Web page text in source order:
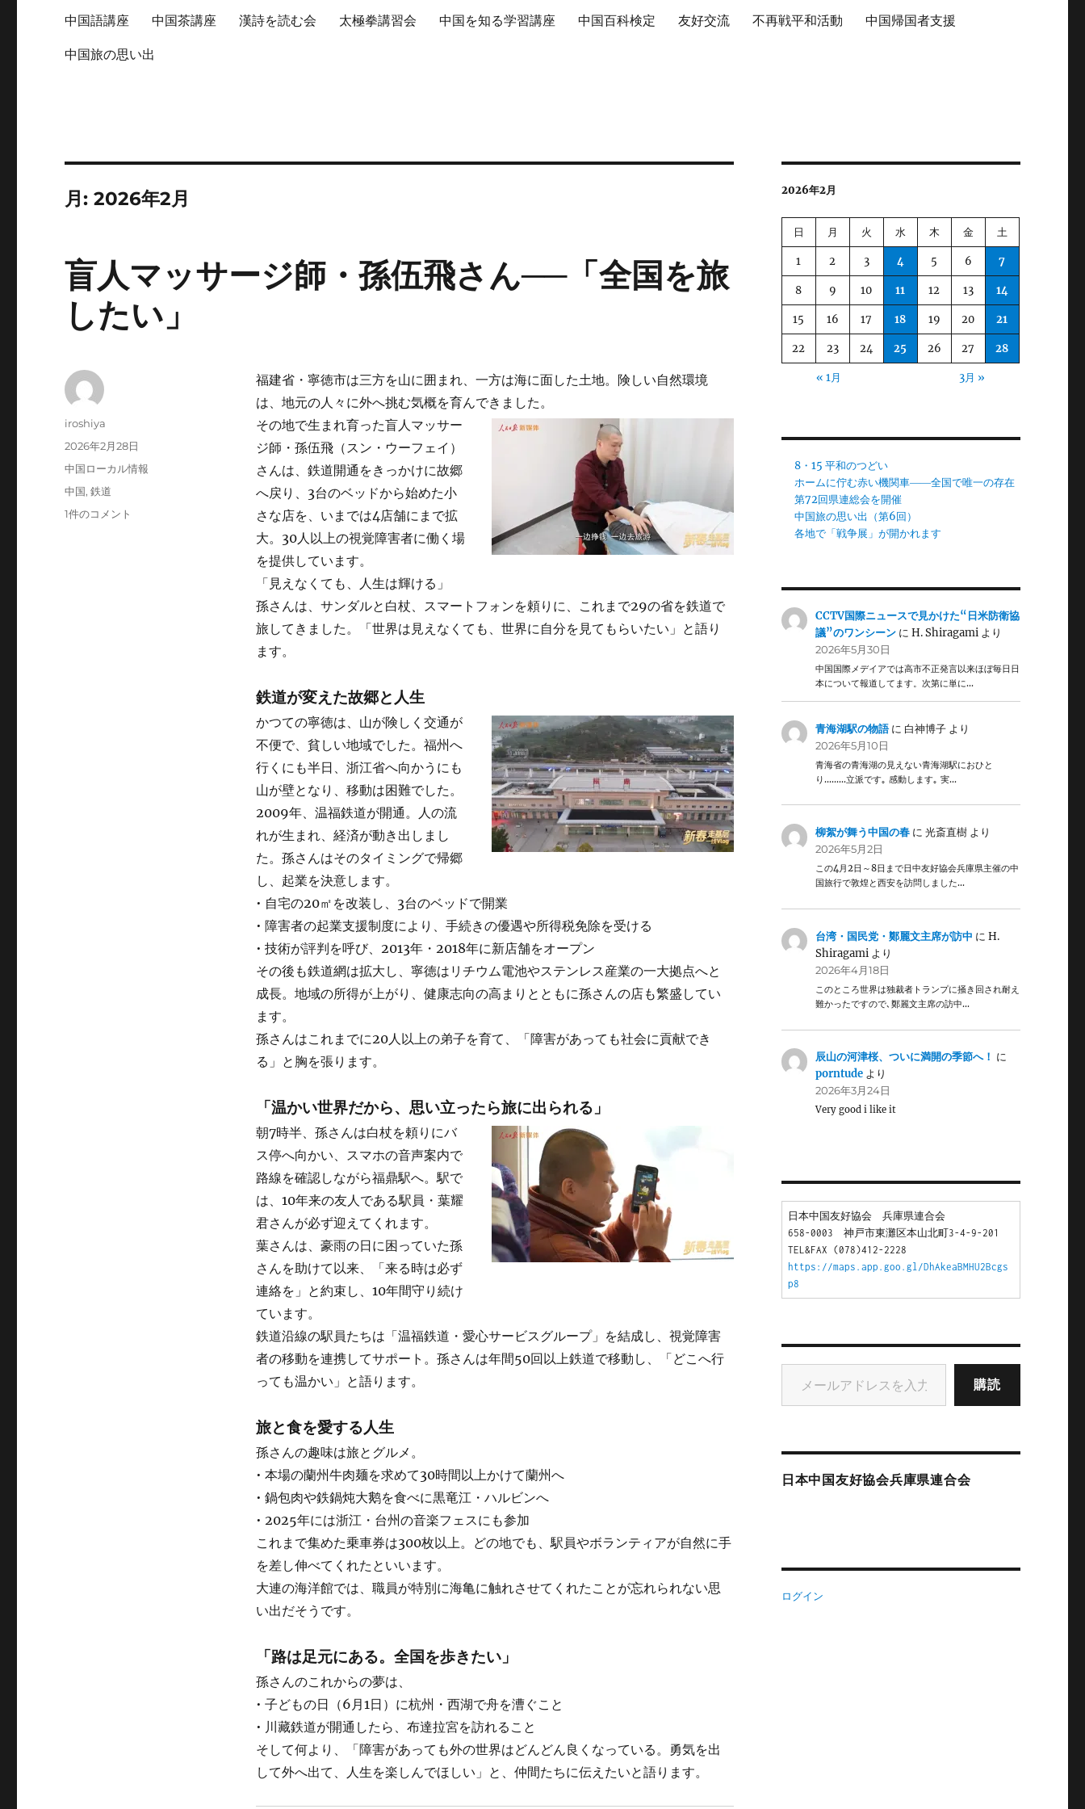
中国語講座 中国茶講座 漢詩を読む会 太極拳講習会 中国を知る学習講座 中国百科検定 友好交流 不再戦平和活動 中国帰国者支援
中国旅の思い出
月:2026年2月
盲人マッサージ師・孫伍飛さん──「全国を旅
したい」
福建省・寧徳市は三方を山に囲まれ、一方は海に面した土地。険しい自然環境
は、地元の人々に外へ挑む気概を育んできました。
その地で生まれ育った盲人マッサー
ジ師・孫伍飛（スン・ウーフェイ）
さんは、鉄道開通をきっかけに故郷
へ戻り、3台のベッドから始めた小
さな店を、いまでは4店舗にまで拡
大。30人以上の視覚障害者に働く場
を提供しています。
「見えなくても、人生は輝ける」
孫さんは、サンダルと白杖、スマートフォンを頼りに、これまで29の省を鉄道で
旅してきました。「世界は見えなくても、世界に自分を見てもらいたい」と語り
ます。
鉄道が変えた故郷と人生
かつての寧徳は、山が険しく交通が
不便で、貧しい地域でした。福州へ
行くにも半日、浙江省へ向かうにも
山が壁となり、移動は困難でした。
2009年、温福鉄道が開通。人の流
れが生まれ、経済が動き出しまし
た。孫さんはそのタイミングで帰郷
し、起業を決意します。
• 自宅の20㎡を改装し、3台のベッドで開業
• 障害者の起業支援制度により、手続きの優遇や所得税免除を受ける
• 技術が評判を呼び、2013年・2018年に新店舗をオープン
その後も鉄道網は拡大し、寧徳はリチウム電池やステンレス産業の一大拠点へと
成長。地域の所得が上がり、健康志向の高まりとともに孫さんの店も繁盛してい
ます。
孫さんはこれまでに20人以上の弟子を育て、「障害があっても社会に貢献でき
る」と胸を張ります。
「温かい世界だから、思い立ったら旅に出られる」
朝7時半、孫さんは白杖を頼りにバ
ス停へ向かい、スマホの音声案内で
路線を確認しながら福鼎駅へ。駅で
は、10年来の友人である駅員・葉耀
君さんが必ず迎えてくれます。
葉さんは、豪雨の日に困っていた孫
さんを助けて以来、「来る時は必ず
連絡を」と約束し、10年間守り続け
ています。
鉄道沿線の駅員たちは「温福鉄道・愛心サービスグループ」を結成し、視覚障害
者の移動を連携してサポート。孫さんは年間50回以上鉄道で移動し、「どこへ行
っても温かい」と語ります。
旅と食を愛する人生
孫さんの趣味は旅とグルメ。
• 本場の蘭州牛肉麺を求めて30時間以上かけて蘭州へ
• 鍋包肉や鉄鍋炖大鹅を食べに黒竜江・ハルビンへ
• 2025年には浙江・台州の音楽フェスにも参加
これまで集めた乗車券は300枚以上。どの地でも、駅員やボランティアが自然に手
を差し伸べてくれたといいます。
大連の海洋館では、職員が特別に海亀に触れさせてくれたことが忘れられない思
い出だそうです。
「路は足元にある。全国を歩きたい」
孫さんのこれからの夢は、
• 子どもの日（6月1日）に杭州・西湖で舟を漕ぐこと
• 川藏鉄道が開通したら、布達拉宮を訪れること
そして何より、「障害があっても外の世界はどんどん良くなっている。勇気を出
して外へ出て、人生を楽しんでほしい」と、仲間たちに伝えたいと語ります。
投
iroshiya
投
稿
2026年2月28日
カ
テ
リ
中国ローカル情報
タ
グ
中国,鉄道
盲
1件のコメント
2026年2月
日 月 火 水 木 金 土
1 2 3 4 5 6 7
8 9 10 11 12 13 14
15 16 17 18 19 20 21
22 23 24 25 26 27 28
« 1月 3月 »
8・15 平和のつどい
ホームに佇む赤い機関車――全国で唯一の存在
第72回県連総会を開催
中国旅の思い出（第6回）
各地で「戦争展」が開かれます
CCTV国際ニュースで見かけた“日米防衛協
議”のワンシーン にH. Shiragami より
2026年5月30日
中国国際メデイアでは高市不正発言以来ほぼ毎日日
本について報道してます。次第に単に…
青海湖駅の物語に 白神博子 より
2026年5月10日
青海省の青海湖の見えない青海湖駅におひと
り………立派です｡ 感動します｡ 実…
柳絮が舞う中国の春 に光斎直樹 より
2026年5月2日
この4月2日～8日まで日中友好協会兵庫県主催の中
国旅行で敦煌と西安を訪問しました…
台湾・国民党・鄭麗文主席が訪中 にH.
Shiragami より
2026年4月18日
このところ世界は独裁者トランプに掻き回され耐え
難かったですので､鄭麗文主席の訪中…
辰山の河津桜、ついに満開の季節へ！ に
porntude より
2026年3月24日
Very good i like it
日本中国友好協会　兵庫県連合会
658-0003　神戸市東灘区本山北町3-4-9-201
TEL&FAX (078)412-2228
https://maps.app.goo.gl/DhAkeaBMHU2Bcgs
p8
メールアドレスを入力...
購読
日本中国友好協会兵庫県連合会
ログイン